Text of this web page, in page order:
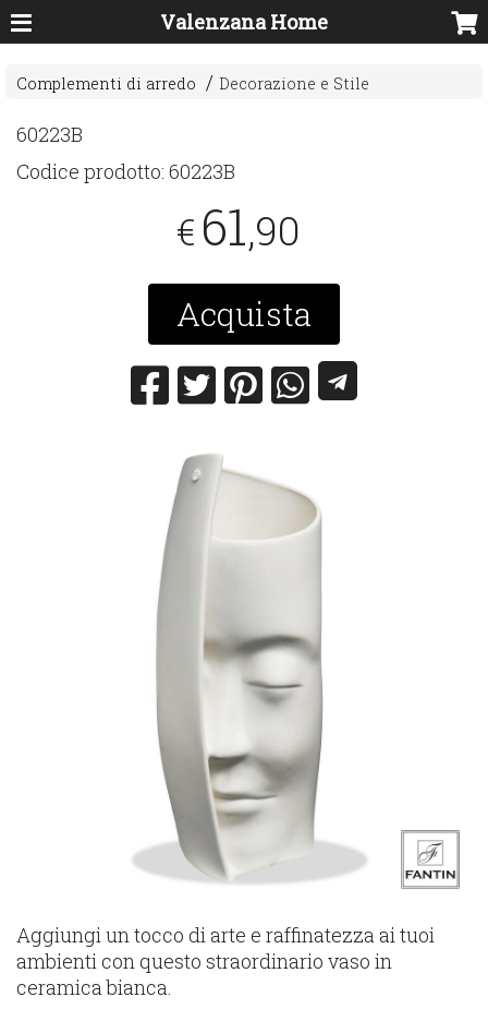
Valenzana Home
Complementi di arredo Decorazione e Stile
60223B
Codice prodotto:60223B
€ 61,90
Acquista
Aggiungi un tocco di arte e raffinatezza ai tuoi
ambienti con questo straordinario vaso in
ceramica bianca.